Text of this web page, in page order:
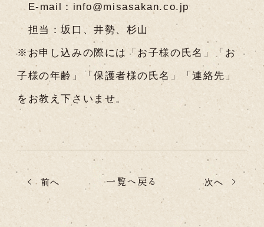
E-mail：info@misasakan.co.jp
担当：坂口、井勢、杉山
※お申し込みの際には「お子様の氏名」「お
子様の年齢」「保護者様の氏名」「連絡先」
をお教え下さいませ。
前へ 一覧へ戻る 次へ